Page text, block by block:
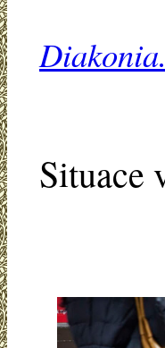
Situace